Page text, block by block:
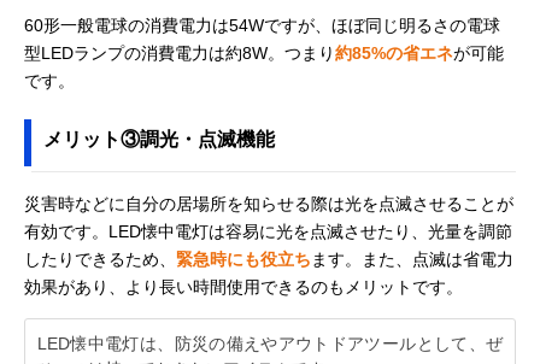
電灯 CL-9301
60形一般電球の消費電力は54Wですが、ほぼ同じ明るさの電球
型LEDランプの消費電力は約8W。つまり約85%の省エネが可能
です。
メリット③調光・点滅機能
災害時などに自分の居場所を知らせる際は光を点滅させることが
有効です。LED懐中電灯は容易に光を点滅させたり、光量を調節
したりできるため、 緊急時にも役立ち ます。また、点滅は省電力
効果があり、より長い時間使用できるのもメリットです。
LED懐中電灯は、防災の備えやアウトドアツールとして、ぜ